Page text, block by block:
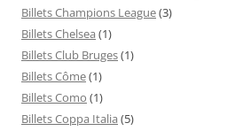
Billets Champions League(3)
Billets Chelsea (1)
Billets Club Bruges(1)
Billets Côme(1)
Billets Como (1)
Billets Coppa Italia (5)